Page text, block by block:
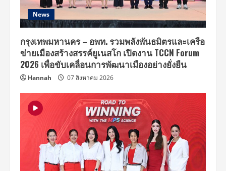
News
กรุงเทพมหานคร – อพท. รวมพลังพันธมิตรและเครือ
ข่ายเมืองสร้างสรรค์ยูเนสโก เปิดงาน TCCN Forum
2026 เพื่อขับเคลื่อนการพัฒนาเมืองอย่างยั่งยืน
Hannah 07 สิงหาคม 2026